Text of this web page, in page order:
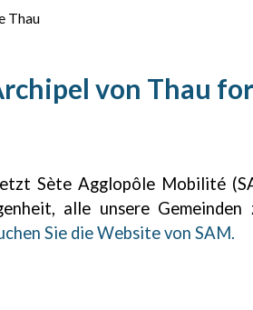
von Thau
Sète Agglopôle Mobilité
alle unsere
Sie die Website von SAM.